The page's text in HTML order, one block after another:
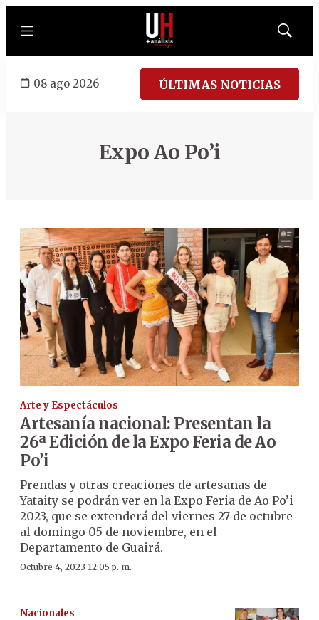
Menú
Mostrar
08 ago 2026 ÚLTIMAS NOTICIAS
Expo Ao Po’i
Arte y Espectáculos
Artesanía nacional: Presentan la
26ª Edición de la Expo Feria de Ao
Po’i
Prendas y otras creaciones de artesanas de
Yataity se podrán ver en la Expo Feria de Ao Po’i
2023, que se extenderá del viernes 27 de octubre
al domingo 05 de noviembre, en el
Departamento de Guairá.
Octubre 4, 2023 12:05 p. m.
Nacionales